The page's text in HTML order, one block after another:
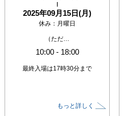
|
2025年09月15日(月)
休み： 月曜日
（ただ…
10:00- 18:00
最終入場は17時30分まで
もっと詳しく